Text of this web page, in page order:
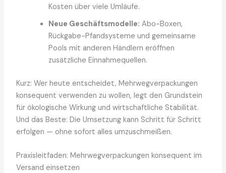
Kosten über viele Umläufe.
Neue Geschäftsmodelle: Abo-Boxen,
Rückgabe-Pfandsysteme und gemeinsame
Pools mit anderen Händlern eröffnen
zusätzliche Einnahmequellen.
Kurz: Wer heute entscheidet, Mehrwegverpackungen
konsequent verwenden zu wollen, legt den Grundstein
für ökologische Wirkung und wirtschaftliche Stabilität.
Und das Beste: Die Umsetzung kann Schritt für Schritt
erfolgen — ohne sofort alles umzuschmeißen.
Praxisleitfaden: Mehrwegverpackungen konsequent im
Versand einsetzen